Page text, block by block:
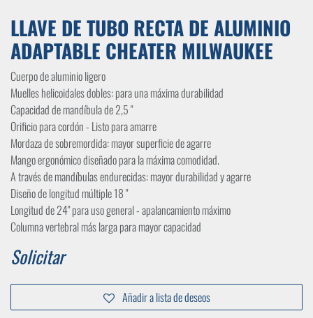
LLAVE DE TUBO RECTA DE ALUMINIO
ADAPTABLE CHEATER MILWAUKEE
Cuerpo de aluminio ligero
Muelles helicoidales dobles: para una máxima durabilidad
Capacidad de mandíbula de 2,5 "
Orificio para cordón - Listo para amarre
Mordaza de sobremordida: mayor superficie de agarre
Mango ergonómico diseñado para la máxima comodidad.
A través de mandíbulas endurecidas: mayor durabilidad y agarre
Diseño de longitud múltiple 18 "
Longitud de 24" para uso general - apalancamiento máximo
Columna vertebral más larga para mayor capacidad
Solicitar
Añadir a lista de deseos